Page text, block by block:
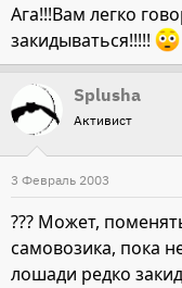
Ага!!!Вам легко
закидываться!!!!!
Splusha
Активист
3 Февраль 2003
??? Может,
самовозика, пока
лошади редко